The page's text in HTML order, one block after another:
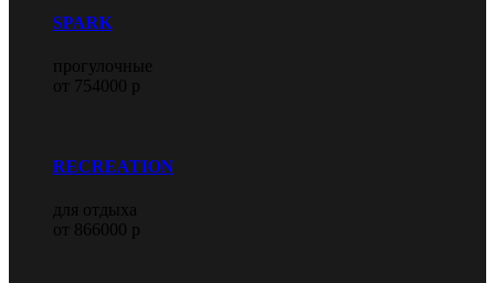
SPARK
прогулочные
от 754000 р
RECREATION
для отдыха
от 866000 р